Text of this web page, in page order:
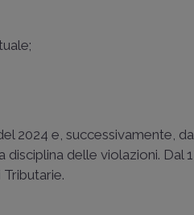
2024 e, successivamente,
delle violazioni. Dal